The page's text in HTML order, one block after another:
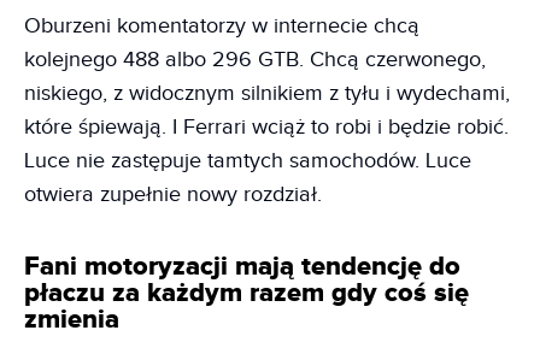
Oburzeni komentatorzy w internecie chcą
kolejnego 488 albo 296 GTB. Chcą czerwonego,
niskiego, z widocznym silnikiem z tyłu i wydechami,
które śpiewają. I Ferrari wciąż to robi i będzie robić.
Luce nie zastępuje tamtych samochodów. Luce
otwiera zupełnie nowy rozdział.
Fani motoryzacji mają tendencję do
płaczu za każdym razem gdy coś się
zmienia